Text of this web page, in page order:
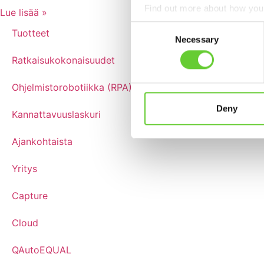
Find out more about how
We use cookies to
information about your use
other information that
Necessary
Deny
Lue lisää »
Tuotteet
Ratkaisukokonaisuudet
Ohjelmistorobotiikka (RPA)
Kannattavuuslaskuri
Ajankohtaista
Yritys
Capture
Cloud
QAutoEQUAL